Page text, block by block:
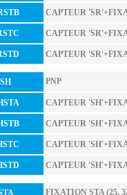
CAPTEUR
CAPTEUR
CAPTEUR
SH PNP
CAPTEUR
CAPTEUR
CAPTEUR
CAPTEUR
FIXATION STA (25,